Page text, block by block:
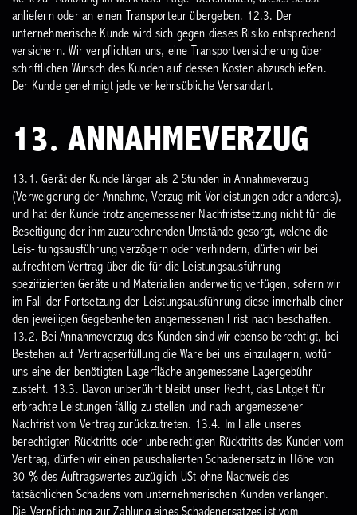
anliefern oder an einen Transporteur übergeben. 12.3. Der
unternehmerische Kunde wird sich gegen dieses Risiko entsprechend
versichern. Wir verpflichten uns, eine Transportversicherung über
schriftlichen Wunsch des Kunden auf dessen Kosten abzuschließen.
Der Kunde genehmigt jede verkehrsübliche Versandart.
13. ANNAHMEVERZUG
13.1. Gerät der Kunde länger als 2 Stunden in Annahmeverzug
(Verweigerung der Annahme, Verzug mit Vorleistungen oder anderes),
und hat der Kunde trotz angemessener Nachfristsetzung nicht für die
Beseitigung der ihm zuzurechnenden Umstände gesorgt, welche die
Leis- tungsausführung verzögern oder verhindern, dürfen wir bei
aufrechtem Vertrag über die für die Leistungsausführung
spezifizierten Geräte und Materialien anderweitig verfügen, sofern wir
im Fall der Fortsetzung der Leistungsausführung diese innerhalb einer
den jeweiligen Gegebenheiten angemessenen Frist nach beschaffen.
13.2. Bei Annahmeverzug des Kunden sind wir ebenso berechtigt, bei
Bestehen auf Vertragserfüllung die Ware bei uns einzulagern, wofür
uns eine der benötigten Lagerfläche angemessene Lagergebühr
zusteht. 13.3. Davon unberührt bleibt unser Recht, das Entgelt für
erbrachte Leistungen fällig zu stellen und nach angemessener
Nachfrist vom Vertrag zurückzutreten. 13.4. Im Falle unseres
berechtigten Rücktritts oder unberechtigten Rücktritts des Kunden vom
Vertrag, dürfen wir einen pauschalierten Schadenersatz in Höhe von
30 % des Auftragswertes zuzüglich USt ohne Nachweis des
tatsächlichen Schadens vom unternehmerischen Kunden verlangen.
Die Verpflichtung zur Zahlung eines Schadenersatzes ist vom